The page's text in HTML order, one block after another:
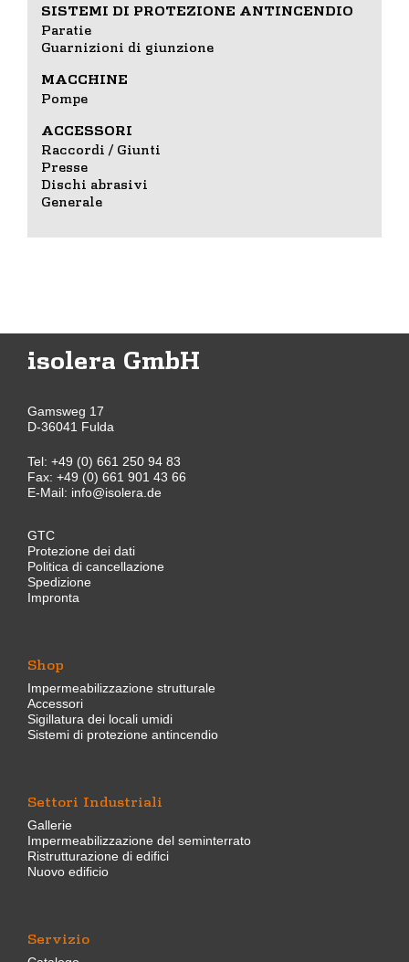
SISTEMI DI PROTEZIONE ANTINCENDIO
Paratie
Guarnizioni di giunzione
MACCHINE
Pompe
ACCESSORI
Raccordi / Giunti
Presse
Dischi abrasivi
Generale
isolera GmbH
Gamsweg 17
D-36041 Fulda
Tel: +49 (0) 661 250 94 83
Fax: +49 (0) 661 901 43 66
E-Mail: info@isolera.de
GTC
Protezione dei dati
Politica di cancellazione
Spedizione
Impronta
Shop
Impermeabilizzazione strutturale
Accessori
Sigillatura dei locali umidi
Sistemi di protezione antincendio
Settori Industriali
Gallerie
Impermeabilizzazione del seminterrato
Ristrutturazione di edifici
Nuovo edificio
Servizio